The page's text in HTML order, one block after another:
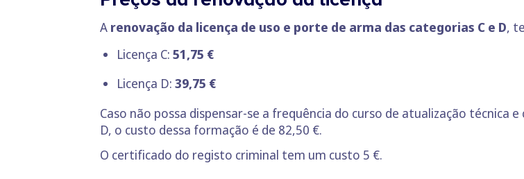
A renovação da licença de uso e porte de arma das categorias C e D,
Licença C: 51,75 €
Licença D: 39,75 €
Caso não possa dispensar-se a frequência do curso de atualização técnica
D, o custo dessa formação é de 82,50 €.
O certificado do registo criminal tem um custo 5 €.